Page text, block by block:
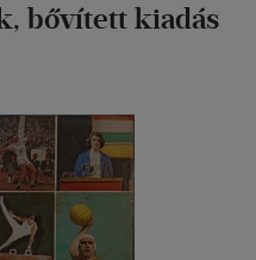
bővített kiadás